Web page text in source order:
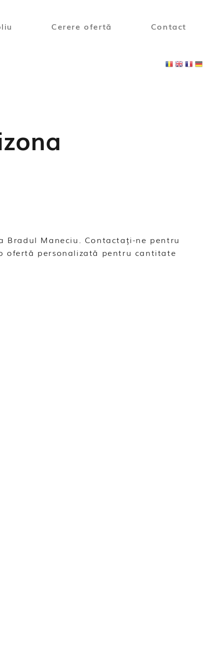
Cerere ofertă Contact
Bradul Maneciu. Contactați-ne pentru
ofertă personalizată pentru cantitate